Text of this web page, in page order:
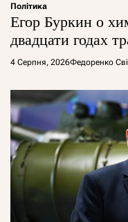
Політика
Егор Буркин о
двадцати годах
4 Серпня, 2026Федоренко